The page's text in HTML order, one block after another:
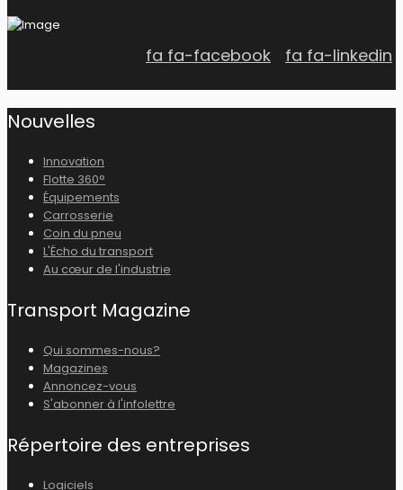
fa fa-facebook fa fa-linkedin
Nouvelles
Innovation
Flotte 360°
Équipements
Carrosserie
Coin du pneu
L'Écho du transport
Au cœur de l'industrie
Transport Magazine
Qui sommes-nous?
Magazines
Annoncez-vous
S'abonner à l'infolettre
Répertoire des entreprises
Logiciels